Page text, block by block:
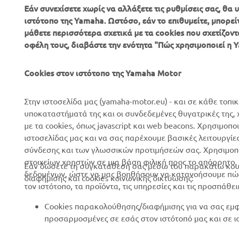
ΕΤΑΙΡΕΊΑ
Νέα
Δίκτυο Επίσημων
Συνεργατών
Τύπος
Φυλλάδια
Γίνετε έμπορος
B2B
Αρχές
Γήπεδα γκολφ
Πρώτοι ανταποκριτές
Robotics
Συνεργασίες
Τεχνικές πληροφορίες για
Yamalube Safety Data
Εάν συνεχίσετε χωρίς να αλλάξετε τις ρυθμίσεις σας,
ιστότοπο της Yamaha. Ωστόσο, εάν το επιθυμείτε,
μάθετε περισσότερα σχετικά με τα cookies που
οφέλη τους, διαβάστε την ενότητα "Πώς χρησιμοποιεί η
Cookies στον ιστότοπο της Yamaha Motor
Στην ιστοσελίδα μας (yamaha-motor.eu) - και σε κάθε
υποκαταστήματά της και οι συνδεδεμένες θυγατρικές
με τα cookies, όπως javascript και web beacons.
ιστοσελίδας μας και να σας παρέχουμε βασικές
σύνδεσης και των γλωσσικών προτιμήσεών σας.
στοιχείων χρηστών σε μια βάση φιλική προς το
δεδομένων, ώστε να μας βοηθήσουν να κατανοήσουμε πώς
τον ιστότοπο, τα προϊόντα, τις υπηρεσίες και τις
Εάν δώσετε τη συγκατάθεσή σας μέσω του παρακάτω
διαφήμισης και cookies κοινωνικής δικτύωσης:
Cookies παρακολούθησης/διαφήμισης για να σας
προσαρμοσμένες σε εσάς στον ιστότοπό μας και